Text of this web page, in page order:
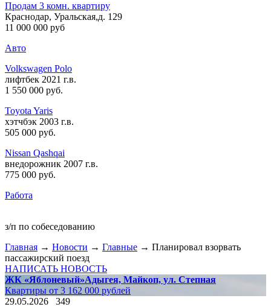
Продам 3 комн. квартиру
Краснодар, Уральская,д. 129
11 000 000 руб
Авто
Volkswagen Polo
лифтбек 2021 г.в.
1 550 000 руб.
Toyota Yaris
хэтчбэк 2003 г.в.
505 000 руб.
Nissan Qashqai
внедорожник 2007 г.в.
775 000 руб.
Работа
з/п по собеседованию
Главная → Новости → Главные → Планировал взорвать
пассажирский поезд
НАПИСАТЬ НОВОСТЬ
ЖК «Яблоневый»Адыгея, Майкоп, ул. Степная
Квартиры от 3 162 000 рублей
29.05.2026
349